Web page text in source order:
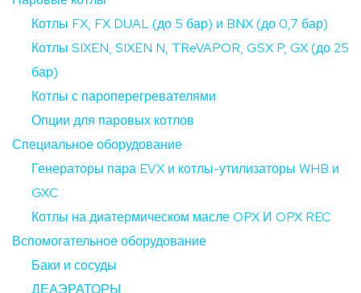
Котлы FX, FX DUAL (до 5 бар) и BNX (до 0,7 бар)
Котлы SIXEN, SIXEN N, TReVAPOR, GSX P, GX (до 25
бар)
Котлы с пароперегревателями
Опции для паровых котлов
Специальное оборудование
Генераторы пара EVX и котлы-утилизаторы WHB и
GXC
Котлы на диатермическом масле OPX И OPX REC
Вспомогательное оборудование
Баки и сосуды
ДЕАЭРАТОРЫ